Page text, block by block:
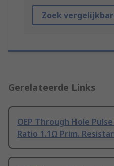
Zoek
Gerelateerde Links
OEP Through Hole
Ratio 1.1Ω Prim.